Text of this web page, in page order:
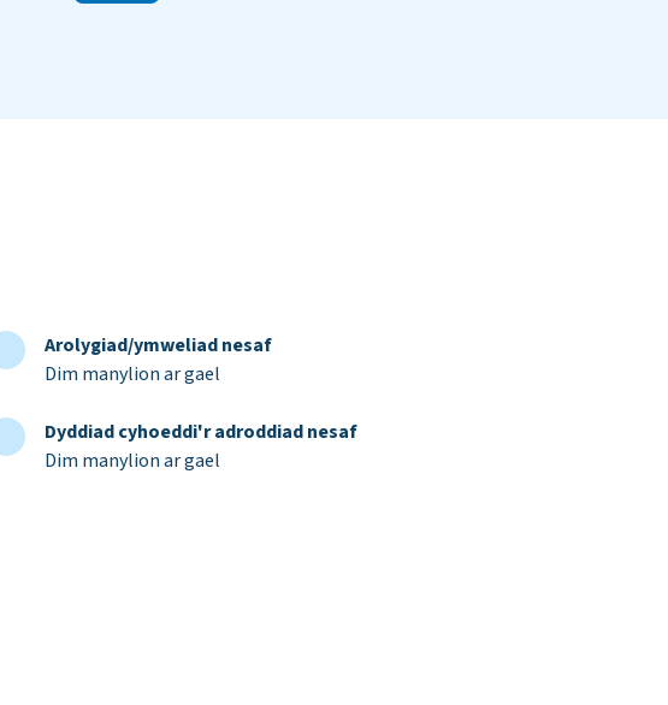
Arolygiad/ymweliad nesaf
Dim manylion ar gael
Dyddiad cyhoeddi'r adroddiad nesaf
Dim manylion ar gael